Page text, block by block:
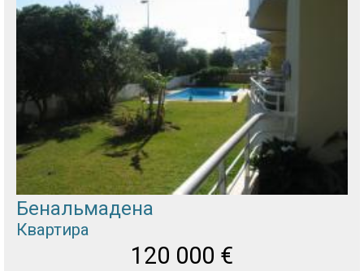
Бенальмадена
Квартира
120 000 €